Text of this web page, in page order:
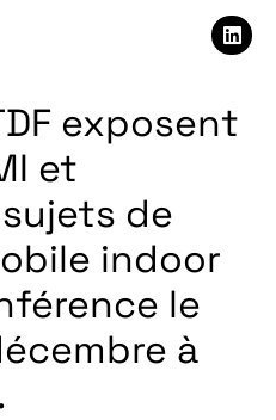
exposent
et
de
indoor
le
à